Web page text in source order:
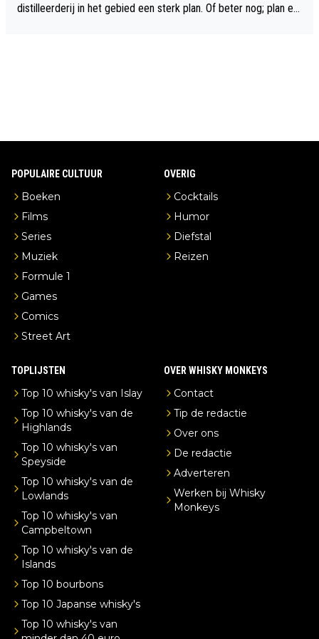
distilleerderij in het gebied een sterk plan. Of beter nog; plan ee
POPULAIRE CULTUUR
Boeken
Films
Series
Muziek
Formule 1
Games
Comics
Street Art
OVERIG
Cocktails
Humor
Diefstal
Reizen
TOPLIJSTEN
Top 10 whisky's van Islay
Top 10 whisky's van de
Highlands
Top 10 whisky's van
Speyside
Top 10 whisky's van de
Lowlands
Top 10 whisky's van
Campbeltown
Top 10 whisky's van de
Islands
Top 10 bourbons
Top 10 Japanse whisky's
Top 10 whisky's van
OVER WHISKY MONKEYS
Contact
Tip de redactie
Over ons
De redactie
Adverteren
Werken bij Whisky
Monkeys